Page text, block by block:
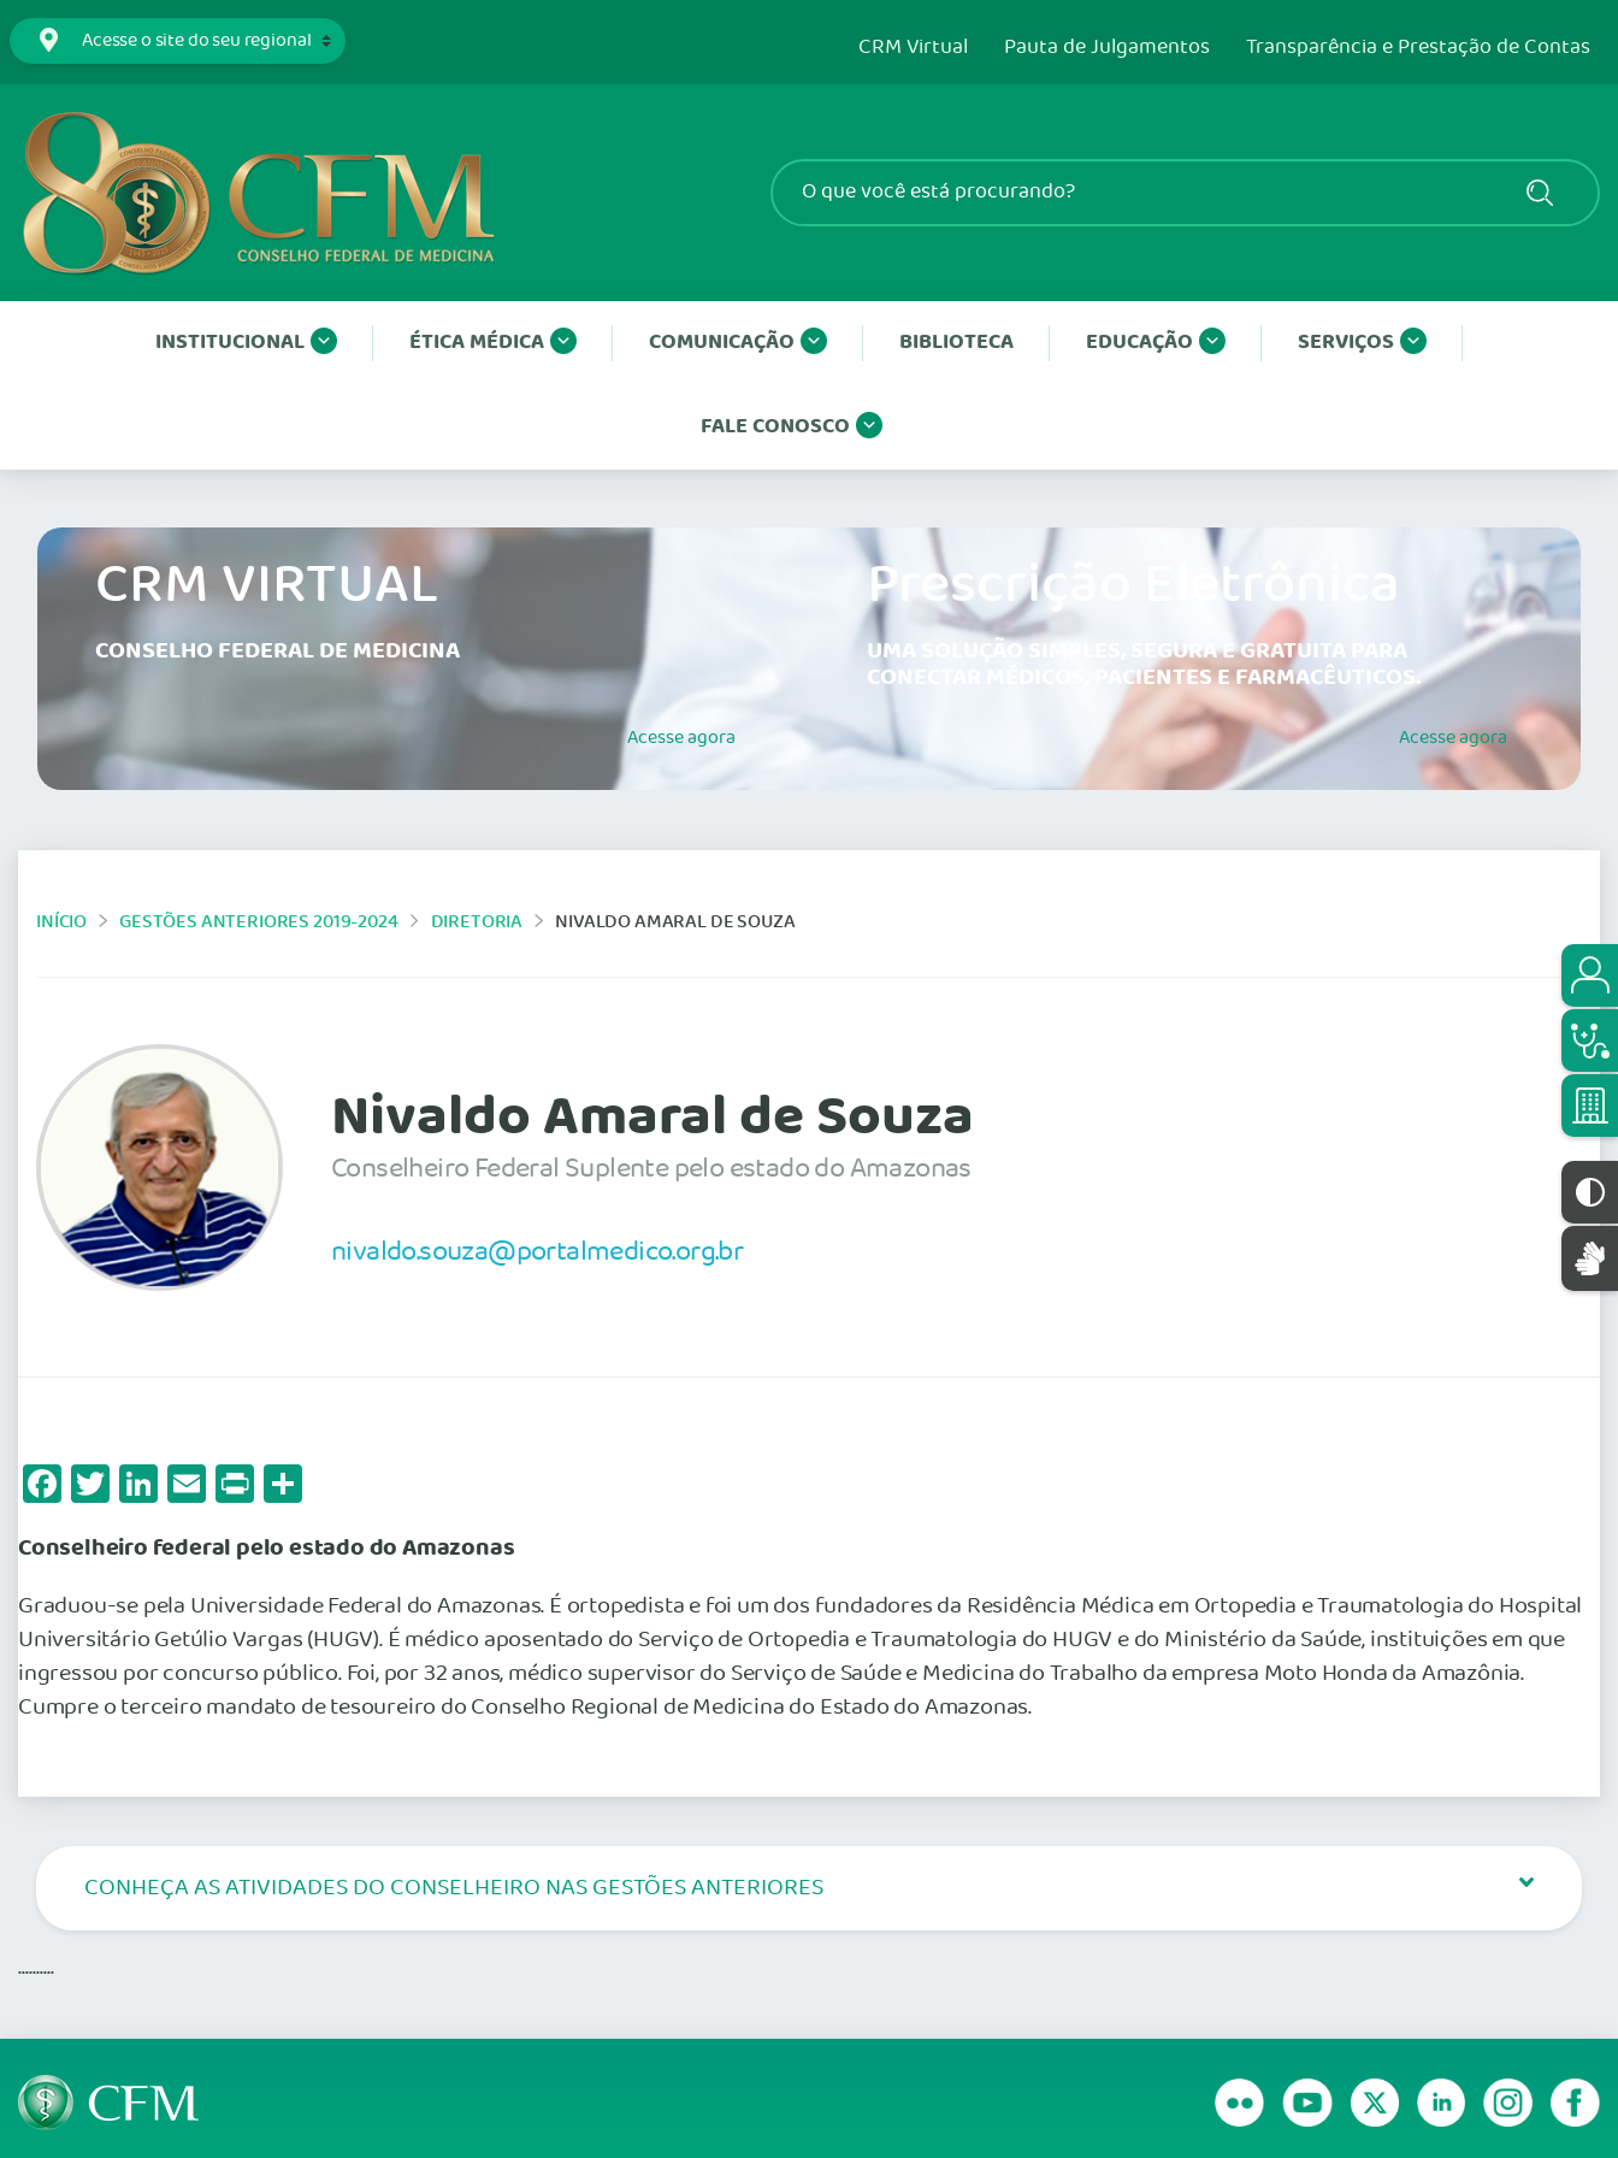
CRM Virtual Pauta de Julgamentos Transparência e Prestação de Contas
INSTITUCIONAL ÉTICA MÉDICA COMUNICAÇÃO BIBLIOTECA EDUCAÇÃO SERVIÇOS
FALE CONOSCO
CRM VIRTUAL
CONSELHO FEDERAL DE MEDICINA
Acesseagora
Prescrição Eletrônica
UMA SOLUÇÃO SIMPLES, SEGURA E GRATUITA PARA
CONECTAR MÉDICOS, PACIENTES E FARMACÊUTICOS.
Acesseagora
INÍCIO GESTÕES ANTERIORES 2019-2024 DIRETORIA NIVALDO AMARAL DE SOUZA
Nivaldo Amaral de Souza
Conselheiro Federal Suplente pelo estado do Amazonas
nivaldo.souza@portalmedico.org.br
Facebook
Twitter
LinkedIn
Email
Print
Conselheiro federal pelo estado do Amazonas
Graduou-se pela Universidade Federal do Amazonas. É ortopedista e foi um dos fundadores da Residência Médica em Ortopedia e Traumatologia do Hospital
Universitário Getúlio Vargas (HUGV). É médico aposentado do Serviço de Ortopedia e Traumatologia do HUGV e do Ministério da Saúde, instituições em que
ingressou por concurso público. Foi, por 32 anos, médico supervisor do Serviço de Saúde e Medicina do Trabalho da empresa Moto Honda da Amazônia.
Cumpre o terceiro mandato de tesoureiro do Conselho Regional de Medicina do Estado do Amazonas.
CONHEÇA AS ATIVIDADES DO CONSELHEIRO NAS GESTÕES ANTERIORES
..........